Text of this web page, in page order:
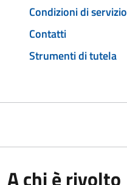
Condizioni di servizio
Contatti
Strumenti di tutela
A chi è rivolto